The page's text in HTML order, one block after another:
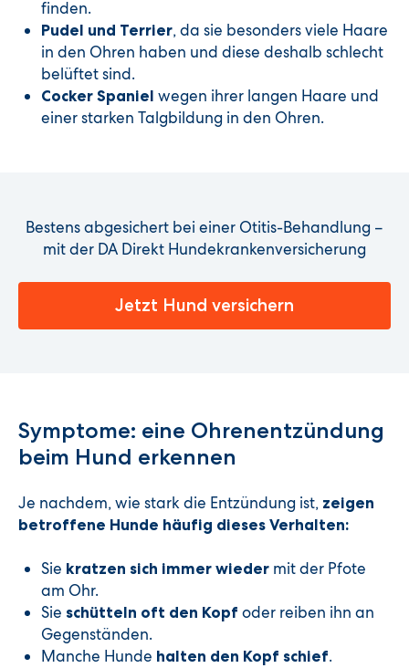
finden.
Pudel und Terrier, da sie besonders viele Haare
in den Ohren haben und diese deshalb schlecht
belüftet sind.
Cocker Spaniel wegen ihrer langen Haare und
einer starken Talgbildung in den Ohren.
Bestens abgesichert bei einer Otitis-Behandlung –
mit der DA Direkt Hundekrankenversicherung
Jetzt Hund versichern
Symptome: eine Ohrenentzündung
beim Hund erkennen
Je nachdem, wie stark die Entzündung ist, zeigen
betroffene Hunde häufig dieses Verhalten:
Sie kratzen sich immer wieder mit der Pfote
am Ohr.
Sie schütteln oft den Kopf oder reiben ihn an
Gegenständen.
Manche Hunde halten den Kopf schief.